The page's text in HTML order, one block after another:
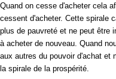
Quand on cesse d'acheter cela
cessent d'acheter. Cette spirale
plus de pauvreté et ne peut être
à acheter de nouveau. Quand
aux autres du pouvoir d'achat et
la spirale de la prospérité.